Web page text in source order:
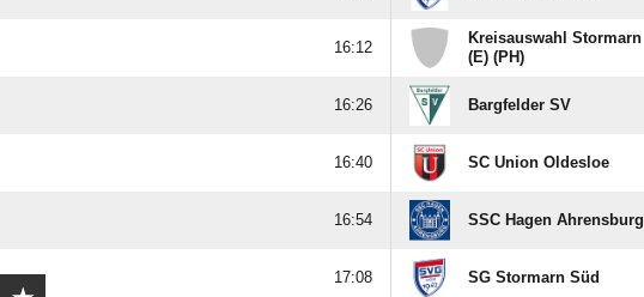

Kreisauswahl Stormarn
(E) (PH)
 Bargfelder SV
 SC Union Oldesloe
 SSC Hagen Ahrensburg
 SG Stormarn Süd